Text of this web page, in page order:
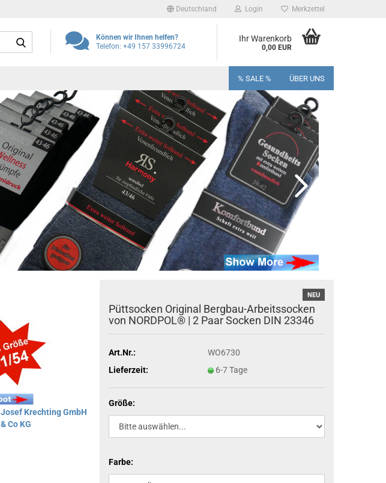
Deutschland Login Merkzettel
Können wir Ihnen helfen?
Telefon: +49 157 33996724
Ihr Warenkorb
0,00 EUR
% SALE % ÜBER UNS
Josef Krechting GmbH
& Co KG
NEU
Püttsocken Original Bergbau-Arbeitssocken
von NORDPOL® | 2 Paar Socken DIN 23346
Art.Nr.:
WO6730
Lieferzeit:
6-7 Tage
Größe:
Farbe: